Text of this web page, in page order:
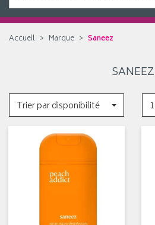
Accueil Marque Saneez
SANEEZ
Trier par disponibilité